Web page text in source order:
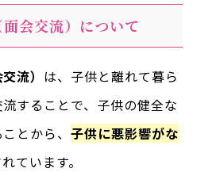
会交流）について
流） は、子供と離れて暮ら
することで、子供の健全な
とから、子供に悪影響がな
ています。